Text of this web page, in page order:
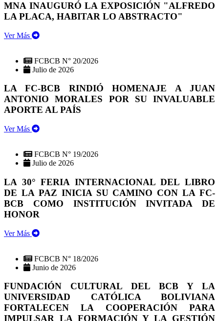
MNA INAUGURÓ LA EXPOSICIÓN "ALFREDO
LA PLACA, HABITAR LO ABSTRACTO"
Ver Más
FCBCB N° 20/2026
Julio de 2026
LA FC-BCB RINDIÓ HOMENAJE A JUAN
ANTONIO MORALES POR SU INVALUABLE
APORTE AL PAÍS
Ver Más
FCBCB N° 19/2026
Julio de 2026
LA 30° FERIA INTERNACIONAL DEL LIBRO
DE LA PAZ INICIA SU CAMINO CON LA FC-
BCB COMO INSTITUCIÓN INVITADA DE
HONOR
Ver Más
FCBCB N° 18/2026
Junio de 2026
FUNDACIÓN CULTURAL DEL BCB Y LA
UNIVERSIDAD CATÓLICA BOLIVIANA
FORTALECEN LA COOPERACIÓN PARA
IMPULSAR LA FORMACIÓN Y LA GESTIÓN